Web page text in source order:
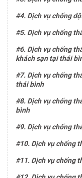
#4. Dịch vụ chống
#5. Dịch vụ chống
#6. Dịch vụ chống
khách sạn tại thái
#7. Dịch vụ chống
thái bình
#8. Dịch vụ chống
bình
#9. Dịch vụ chống
#10. Dịch vụ chống
#11. Dịch vụ chống